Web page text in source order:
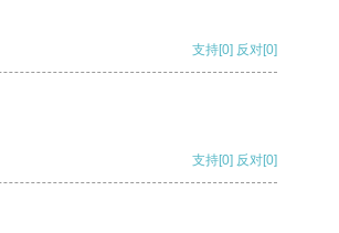
支持[0] 反对[0]
支持[0] 反对[0]